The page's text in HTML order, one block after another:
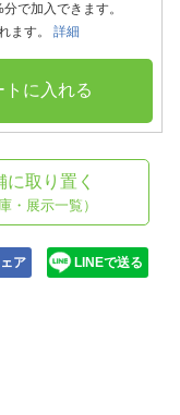
で加入できます。
ます。 詳細
トに入れる
に取り置く
・展示一覧）
ア LINEで送る